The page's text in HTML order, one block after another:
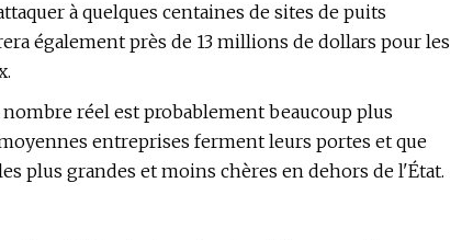
à quelques centaines de sites de puits
également près de 13 millions de dollars pour les
réel est probablement beaucoup plus
entreprises ferment leurs portes et que
plus grandes et moins chères en dehors de l'État.